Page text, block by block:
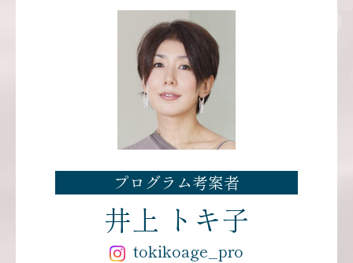
プログラム考案者
井上 トキ子
tokikoage_pro